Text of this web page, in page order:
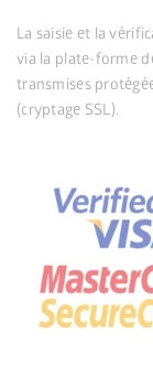
La saisie et la
via la plate-forme
transmises
(cryptage SSL).